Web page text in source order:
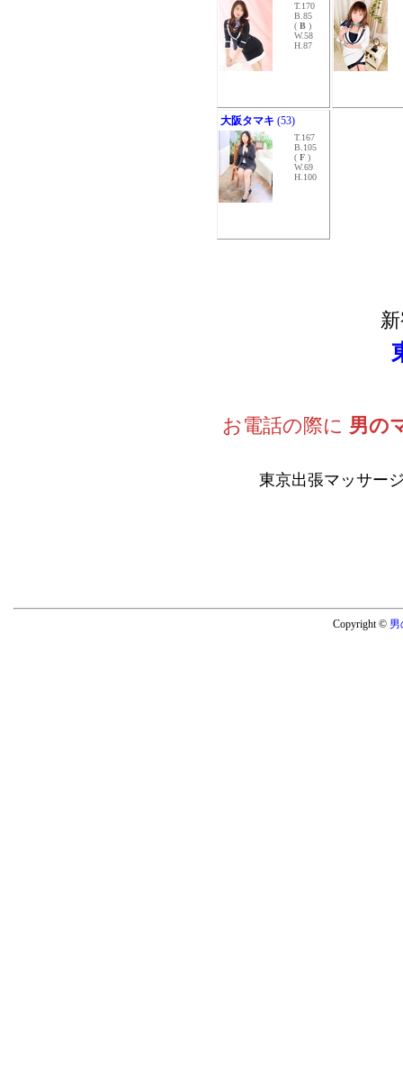
T.170
B.85
( B )
W.58
H.87
大阪タマキ (53)
T.167
B.105
( F )
W.69
H.100
お電話の際に 男の
東京出張マッサー
Copyright © 男